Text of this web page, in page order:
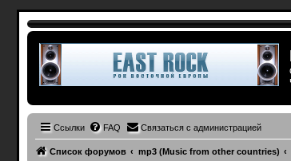
Ссылки FAQ Связаться с администрацией
Список форумов mp3 (Music from other countries)